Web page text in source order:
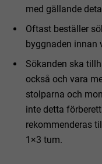
med gällande
Oftast beställer
byggnaden innan
Sökanden ska
också och vara
stolparna och
inte detta
rekommenderas
1×3 tum.